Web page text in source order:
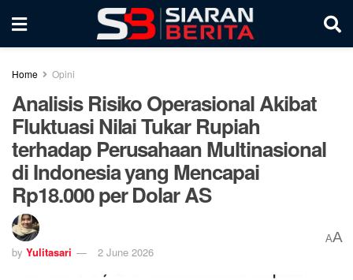
Home Opini
Analisis Risiko Operasional Akibat
Fluktuasi Nilai Tukar Rupiah
terhadap Perusahaan Multinasional
di Indonesia yang Mencapai
Rp18.000 per Dolar AS
by Yulitasari 2 June 2026
AA